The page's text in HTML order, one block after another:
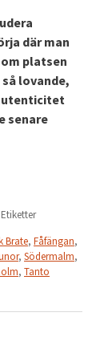
där man
platsen
lovande,
senare
Brate, Fåfängan,
, Södermalm,
, Tanto